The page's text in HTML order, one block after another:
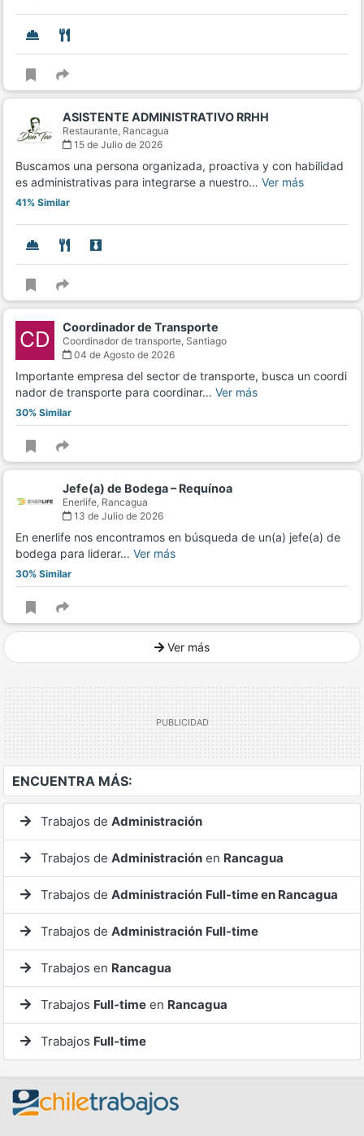
ASISTENTE ADMINISTRATIVO RRHH
Restaurante, Rancagua
15 de Julio de 2026
Buscamos una persona organizada, proactiva y con habilidad
es administrativas para integrarse a nuestro… Ver más
41% Similar
CD Coordinador de Transporte
Coordinador de transporte, Santiago
04 de Agosto de 2026
Importante empresa del sector de transporte, busca un coordi
nador de transporte para coordinar… Ver más
30% Similar
Jefe(a) de Bodega – Requínoa
Enerlife, Rancagua
13 de Julio de 2026
En enerlife nos encontramos en búsqueda de un(a) jefe(a) de
bodega para liderar… Ver más
30% Similar
Ver más
ENCUENTRA MÁS:
Trabajos de Administración
Trabajos de Administración en Rancagua
Trabajos de Administración Full-time en Rancagua
Trabajos de Administración Full-time
Trabajos en Rancagua
Trabajos Full-time en Rancagua
Trabajos Full-time